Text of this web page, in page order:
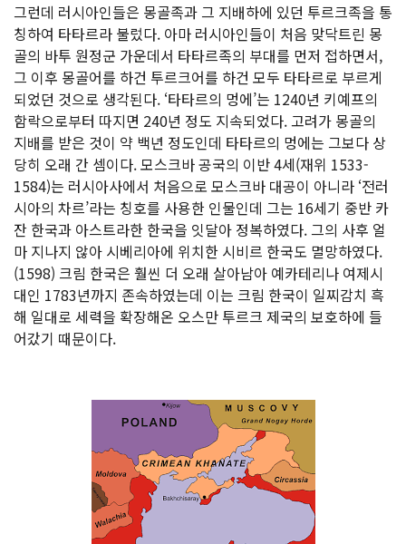
그런데 러시아인들은 몽골족과 그 지배하에 있던 투르크족을 통
칭하여 타타르라 불렀다. 아마 러시아인들이 처음 맞닥트린 몽
골의 바투 원정군 가운데서 타타르족의 부대를 먼저 접하면서,
그 이후 몽골어를 하건 투르크어를 하건 모두 타타르로 부르게
되었던 것으로 생각된다. ‘타타르의 멍에’는 1240년 키예프의
함락으로부터 따지면 240년 정도 지속되었다. 고려가 몽골의
지배를 받은 것이 약 백년 정도인데 타타르의 멍에는 그보다 상
당히 오래 간 셈이다. 모스크바 공국의 이반 4세(재위 1533-
1584)는 러시아사에서 처음으로 모스크바 대공이 아니라 ‘전러
시아의 차르’라는 칭호를 사용한 인물인데 그는 16세기 중반 카
잔 한국과 아스트라한 한국을 잇달아 정복하였다. 그의 사후 얼
마 지나지 않아 시베리아에 위치한 시비르 한국도 멸망하였다.
(1598) 크림 한국은 훨씬 더 오래 살아남아 예카테리나 여제시
대인 1783년까지 존속하였는데 이는 크림 한국이 일찌감치 흑
해 일대로 세력을 확장해온 오스만 투르크 제국의 보호하에 들
어갔기 때문이다.